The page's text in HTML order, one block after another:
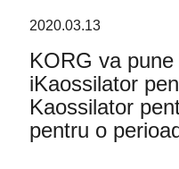
În Prim Plan
Eveniment
2020.03.13
KORG va
iKaossilator
Kaossilator
pentru o